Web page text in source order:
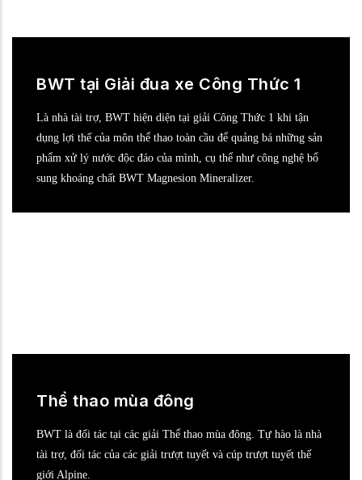
BWT tại Giải đua xe Công Thức 1
Là nhà tài trợ, BWT hiện diện tại giải Công Thức 1 khi tận
dụng lợi thế của môn thể thao toàn cầu để quảng bá những sản
phẩm xử lý nước độc đáo của mình, cụ thể như công nghệ bổ
sung khoáng chất BWT Magnesion Mineralizer.
Thể thao mùa đông
BWT là đối tác tại các giải Thể thao mùa đông. Tự hào là nhà
tài trợ, đối tác của các giải trượt tuyết và cúp trượt tuyết thế
giới Alpine.